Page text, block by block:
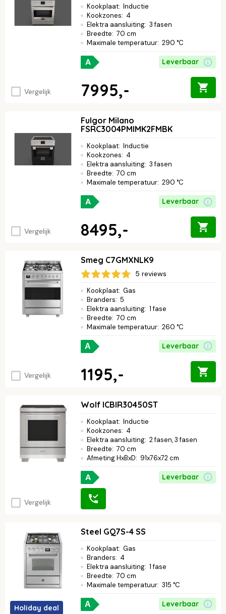
Vergelijk
Kookplaat: Inductie
Kookzones: 4
Elektra aansluiting: 3 fasen
Breedte: 70 cm
Maximale temperatuur: 290 °C
A Leverbaar
7995,-
Vergelijk
Fulgor Milano
FSRC3004PMIMK2FMBK
Kookplaat: Inductie
Kookzones: 4
Elektra aansluiting: 3 fasen
Breedte: 70 cm
Maximale temperatuur: 290 °C
A Leverbaar
8495,-
Vergelijk
Smeg C7GMXNLK9
5 reviews
Kookplaat: Gas
Branders: 5
Elektra aansluiting: 1 fase
Breedte: 70 cm
Maximale temperatuur: 260 °C
A Leverbaar
1195,-
Vergelijk
Wolf ICBIR30450ST
Kookplaat: Inductie
Kookzones: 4
Elektra aansluiting: 2 fasen, 3 fasen
Breedte: 70 cm
Afmeting HxBxD: 91x76x72 cm
A Leverbaar
Holiday deal
Steel GQ7S-4 SS
Kookplaat: Gas
Branders: 4
Elektra aansluiting: 1 fase
Breedte: 70 cm
Maximale temperatuur: 315 °C
A Leverbaar